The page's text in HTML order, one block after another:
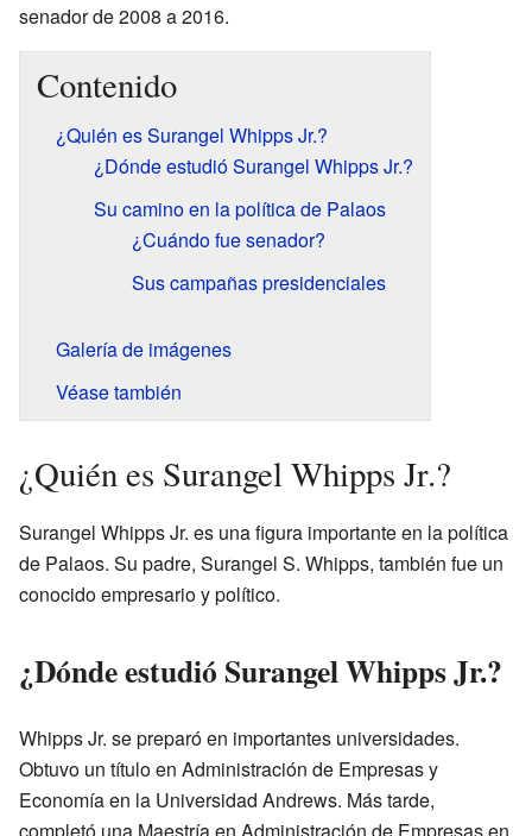
senador de 2008 a 2016.
Contenido
¿Quién es Surangel Whipps Jr.?
¿Dónde estudió Surangel Whipps Jr.?
Su camino en la política de Palaos
¿Cuándo fue senador?
Sus campañas presidenciales
Galería de imágenes
Véase también
¿Quién es Surangel Whipps Jr.?
Surangel Whipps Jr. es una figura importante en la política
de Palaos. Su padre, Surangel S. Whipps, también fue un
conocido empresario y político.
¿Dónde estudió Surangel Whipps Jr.?
Whipps Jr. se preparó en importantes universidades.
Obtuvo un título en Administración de Empresas y
Economía en la Universidad Andrews. Más tarde,
completó una Maestría en Administración de Empresas en